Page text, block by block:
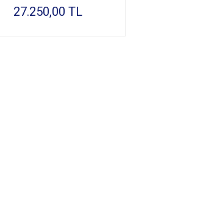
27.250,00 TL